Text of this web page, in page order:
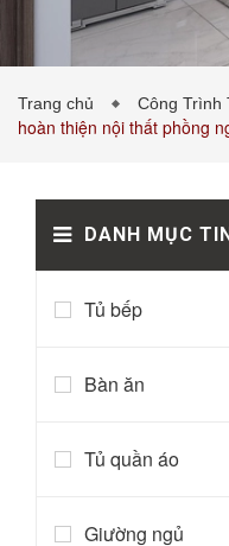
PHÒNG KHÁCH
Trang chủ Công Trình
hoàn thiện nội thất phồng
DANH MỤC
Tủ bếp
Bàn ăn
Tủ quần áo
Giường ngủ